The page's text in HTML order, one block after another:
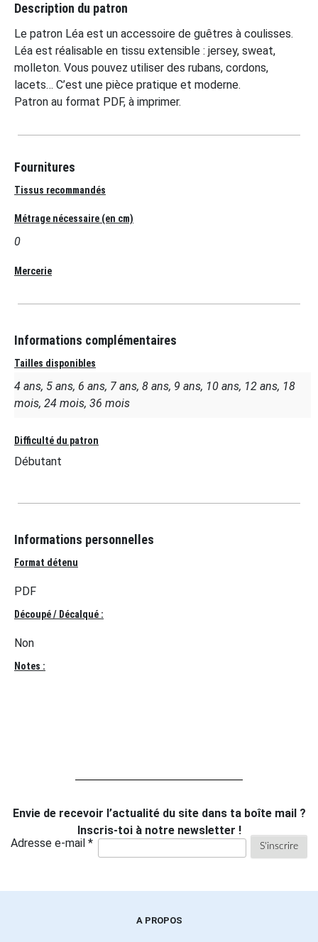
Description du patron
Le patron Léa est un accessoire de guêtres à coulisses.
Léa est réalisable en tissu extensible : jersey, sweat,
molleton. Vous pouvez utiliser des rubans, cordons,
lacets… C’est une pièce pratique et moderne.
Patron au format PDF, à imprimer.
Fournitures
Tissus recommandés
Métrage nécessaire (en cm)
0
Mercerie
Informations complémentaires
Tailles disponibles
4 ans, 5 ans, 6 ans, 7 ans, 8 ans, 9 ans, 10 ans, 12 ans, 18
mois, 24 mois, 36 mois
Difficulté du patron
Débutant
Informations personnelles
Format détenu
PDF
Découpé / Décalqué :
Non
Notes :
Envie de recevoir l’actualité du site dans ta boîte mail ?
Inscris-toi à notre newsletter !
Adresse e-mail *
A PROPOS